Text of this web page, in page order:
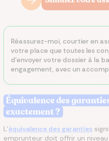
Réassurez-moi, courtier en
votre place que toutes les
d'envoyer votre dossier à la
engagement, avec un
Équivalence des
exactement ?
L'équivalence des garanties
emprunteur doit offrir un